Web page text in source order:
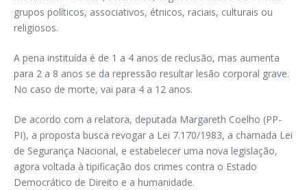
grupos políticos, associativos, étnicos, raciais, culturais ou
religiosos.
A pena instituída é de 1 a 4 anos de reclusão, mas aumenta
para 2 a 8 anos se da repressão resultar lesão corporal grave.
No caso de morte, vai para 4 a 12 anos.
De acordo com a relatora, deputada Margareth Coelho (PP-
PI), a proposta busca revogar a Lei 7.170/1983, a chamada Lei
de Segurança Nacional, e estabelecer uma nova legislação,
agora voltada à tipificação dos crimes contra o Estado
Democrático de Direito e a humanidade.